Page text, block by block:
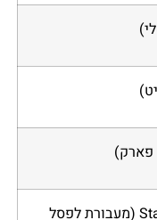
Statue of Liberty Ferry (מעבורת לפסל